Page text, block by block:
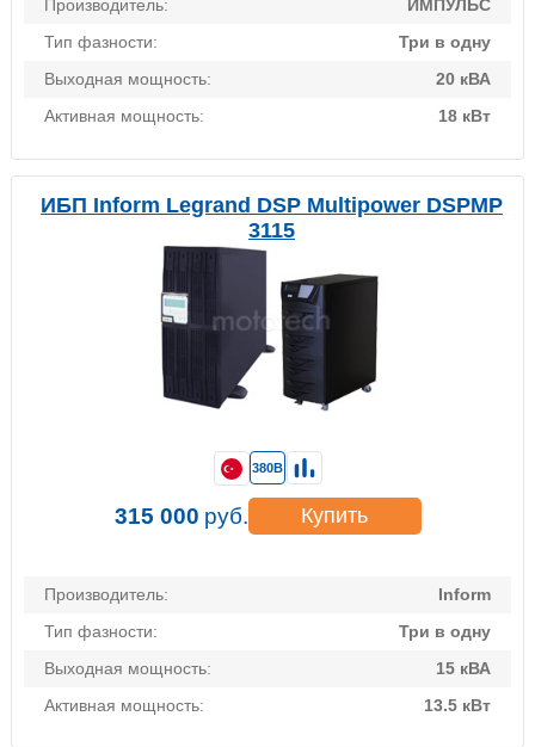
Производитель:
ИМПУЛЬС
Тип фазности:
Три в одну
Выходная мощность:
20 кВА
Активная мощность:
18 кВт
ИБП Inform Legrand DSP Multipower DSPMP
3115
Производитель:
Inform
Тип фазности:
Три в одну
Выходная мощность:
15 кВА
Активная мощность:
13.5 кВт
380В
315 000 руб. Купить